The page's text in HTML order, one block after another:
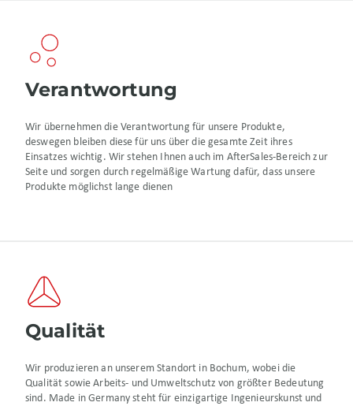
Verantwortung
Wir übernehmen die Verantwortung für unsere Produkte,
deswegen bleiben diese für uns über die gesamte Zeit ihres
Einsatzes wichtig. Wir stehen Ihnen auch im AfterSales-Bereich zur
Seite und sorgen durch regelmäßige Wartung dafür, dass unsere
Produkte möglichst lange dienen
Qualität
Wir produzieren an unserem Standort in Bochum, wobei die
Qualität sowie Arbeits- und Umweltschutz von größter Bedeutung
sind. Made in Germany steht für einzigartige Ingenieurskunst und